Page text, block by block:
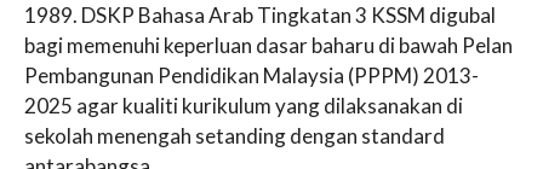
1989. DSKP Bahasa Arab Tingkatan 3 KSSM digubal
bagi memenuhi keperluan dasar baharu di bawah Pelan
Pembangunan Pendidikan Malaysia (PPPM) 2013-
2025 agar kualiti kurikulum yang dilaksanakan di
sekolah menengah setanding dengan standard